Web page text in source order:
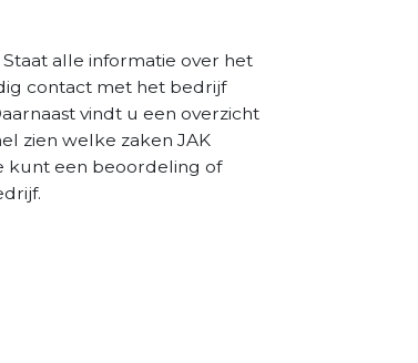
Staat alle informatie over het
contact met het bedrijf
vindt u een overzicht
zien welke zaken JAK
kunt een beoordeling of